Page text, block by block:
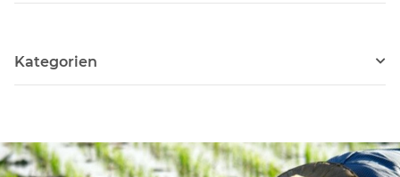
Kategorien